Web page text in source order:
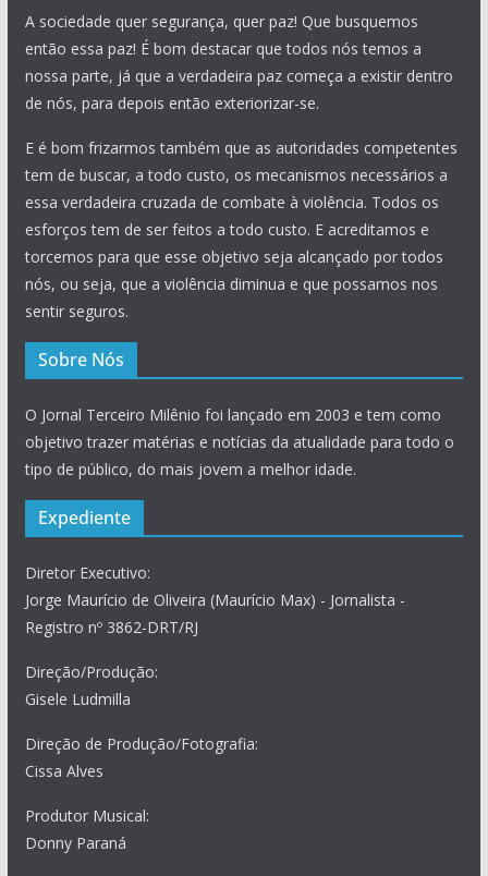
A sociedade quer segurança, quer paz! Que busquemos
então essa paz! É bom destacar que todos nós temos a
nossa parte, já que a verdadeira paz começa a existir dentro
de nós, para depois então exteriorizar-se.
E é bom frizarmos também que as autoridades competentes
tem de buscar, a todo custo, os mecanismos necessários a
essa verdadeira cruzada de combate à violência. Todos os
esforços tem de ser feitos a todo custo. E acreditamos e
torcemos para que esse objetivo seja alcançado por todos
nós, ou seja, que a violência diminua e que possamos nos
sentir seguros.
Sobre Nós
O Jornal Terceiro Milênio foi lançado em 2003 e tem como
objetivo trazer matérias e notícias da atualidade para todo o
tipo de público, do mais jovem a melhor idade.
Expediente
Diretor Executivo:
Jorge Maurício de Oliveira (Maurício Max) - Jornalista -
Registro nº 3862-DRT/RJ
Direção/Produção:
Gisele Ludmilla
Direção de Produção/Fotografia:
Cissa Alves
Produtor Musical:
Donny Paraná